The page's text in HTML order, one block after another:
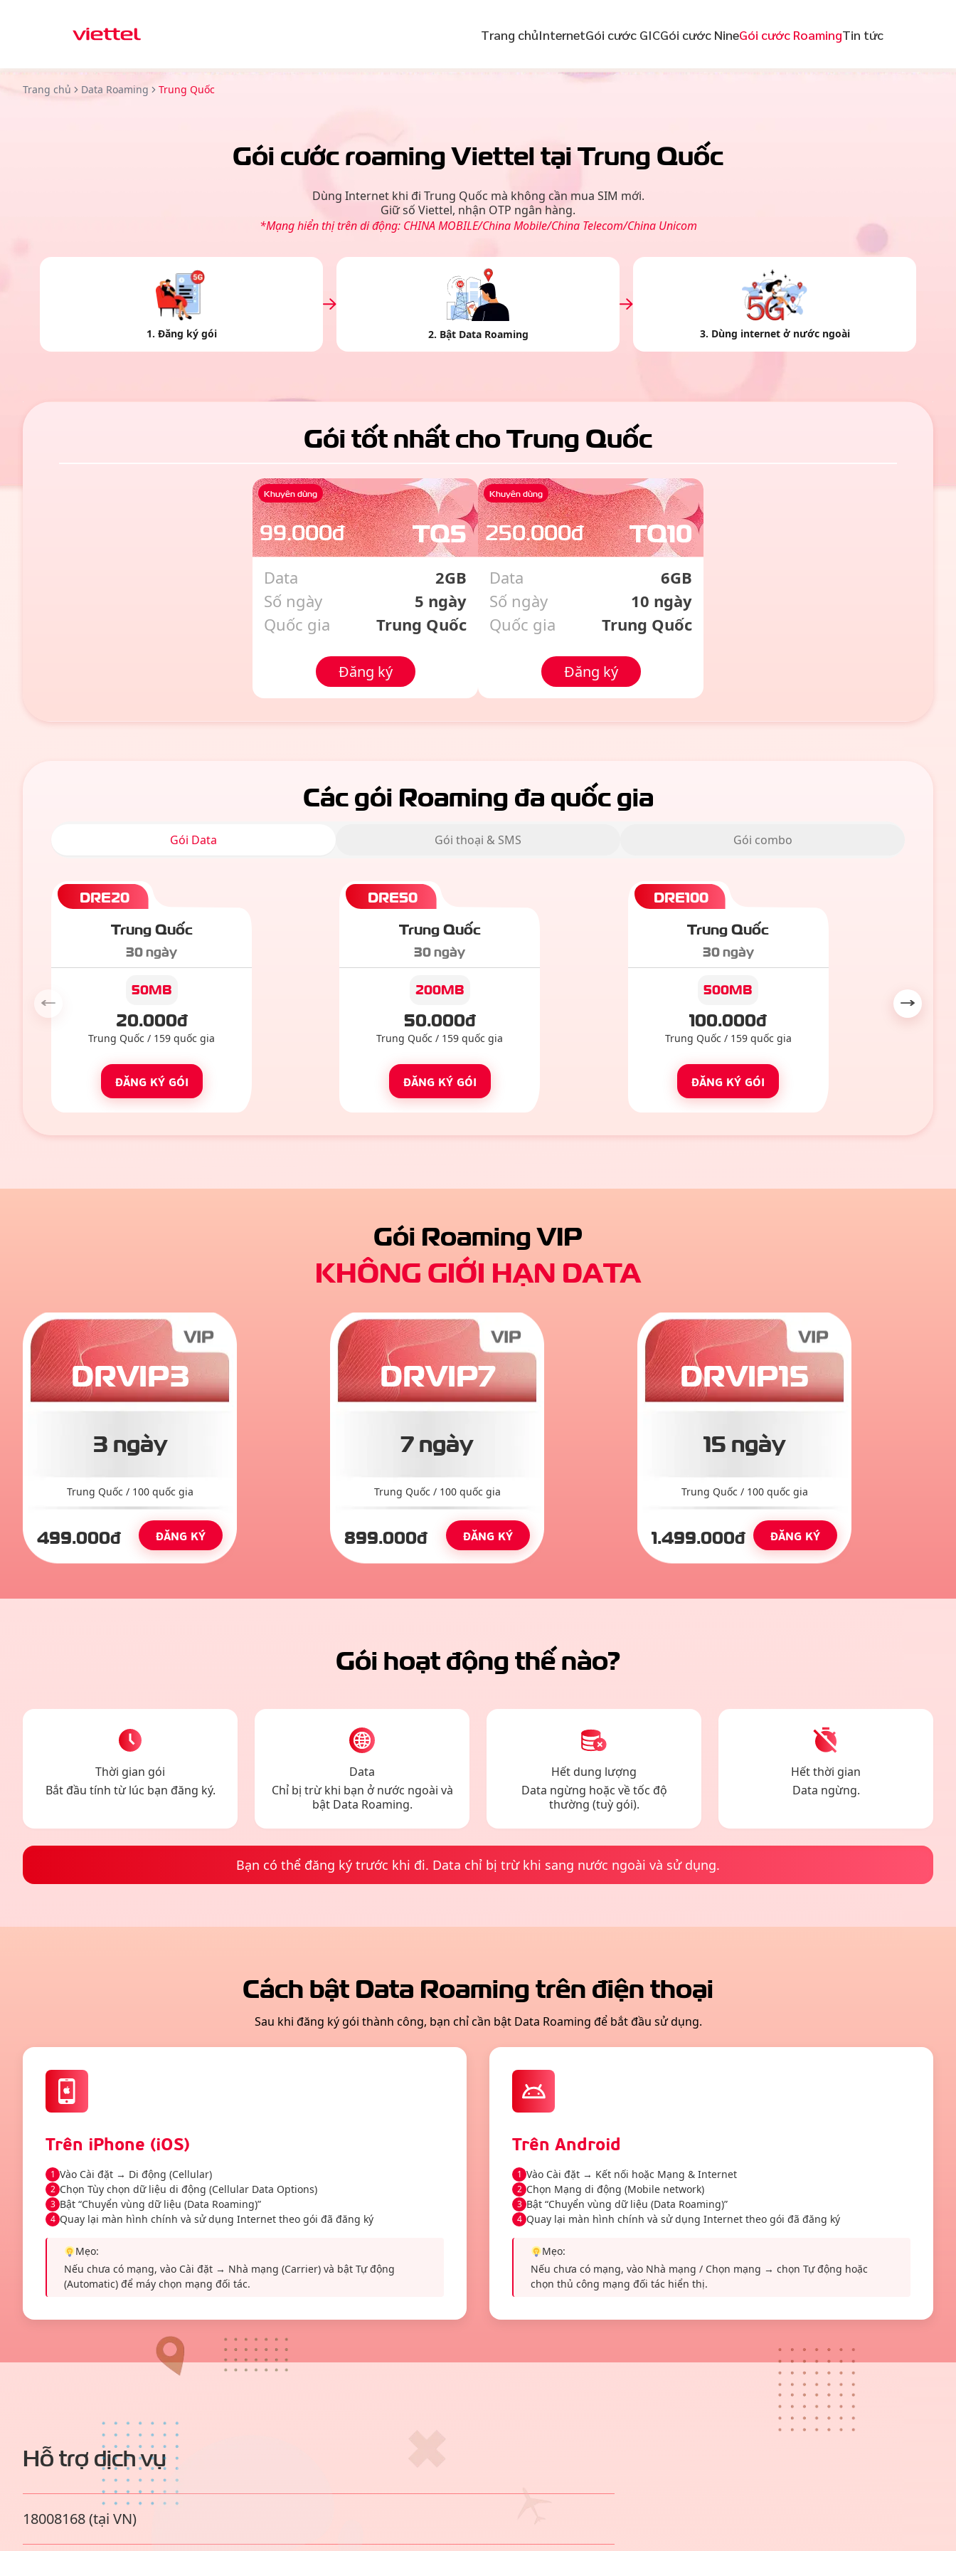
Trang chủInternetGói cước GICGói cước NineGói cước RoamingTin tức
Trang chủ Data Roaming Trung Quốc
Gói cước roaming Viettel tạiTrung Quốc
Dùng Internet khi đi Trung Quốc mà không cần mua SIM mới.
Giữ số Viettel, nhận OTP ngân hàng.
*Mạng hiển thị trên di động: CHINA MOBILE/China Mobile/China Telecom/China Unicom
1. Đăng ký gói 2. Bật Data Roaming 3. Dùng internet ở nước ngoài
Gói tốt nhất choTrung Quốc
Khuyên dùng
99.000đ TQ5
Data
2GB
Số ngày
5 ngày
Quốc gia
Trung Quốc
Đăng ký
Khuyên dùng
250.000đ TQ10
Data
6GB
Số ngày
10 ngày
Quốc gia
Trung Quốc
Đăng ký
Các gói Roaming đa quốc gia
Gói Data Gói thoại & SMS Gói combo
DRE20
Trung Quốc
30 ngày
50MB
20.000đ
Trung Quốc / 159 quốc gia
ĐĂNG KÝ GÓI
DRE50
Trung Quốc
30 ngày
200MB
50.000đ
Trung Quốc / 159 quốc gia
ĐĂNG KÝ GÓI
DRE100
Trung Quốc
30 ngày
500MB
100.000đ
Trung Quốc / 159quốc gia
ĐĂNG KÝ GÓI
Next slide
Gói Roaming VIP
KHÔNG GIỚI HẠN DATA
DRVIP3
3 ngày
Trung Quốc / 100quốc gia
499.000đ ĐĂNG KÝ
DRVIP7
7 ngày
Trung Quốc / 100quốc gia
899.000đ ĐĂNG KÝ
DRVIP15
15 ngày
Trung Quốc / 100quốc gia
1.499.000đ ĐĂNG KÝ
Gói hoạt động thế nào?
Thời gian gói
Bắt đầu tính từ lúc bạn đăng ký.
Data
Chỉ bị trừ khi bạn ở nước ngoài và
bật Data Roaming.
Hết dung lượng
Data ngừng hoặc về tốc độ
thường (tuỳ gói).
Hết thời gian
Data ngừng.
Bạn có thể đăng ký trước khi đi. Data chỉ bị trừ khi sang nước ngoài và sử dụng.
Cách bật Data Roaming trên điện thoại
Sau khi đăng ký gói thành công, bạn chỉ cần bật Data Roaming để bắt đầu sử dụng.
Trên iPhone (iOS)
1 Vào Cài đặt → Di động (Cellular)
2 Chọn Tùy chọn dữ liệu di động (Cellular Data Options)
3 Bật “Chuyển vùng dữ liệu (Data Roaming)”
4 Quay lại màn hình chính và sử dụng Internet theo gói đã đăng ký
Mẹo:
Nếu chưa có mạng, vào Cài đặt → Nhà mạng (Carrier) và bật Tự động
(Automatic) để máy chọn mạng đối tác.
Trên Android
1 Vào Cài đặt → Kết nối hoặc Mạng & Internet
2 Chọn Mạng di động (Mobile network)
3 Bật “Chuyển vùng dữ liệu (Data Roaming)”
4 Quay lại màn hình chính và sử dụng Internet theo gói đã đăng ký
Mẹo:
Nếu chưa có mạng, vào Nhà mạng / Chọn mạng → chọn Tự động hoặc
chọn thủ công mạng đối tác hiển thị.
Hỗ trợ dịch vụ
18008168 (tại VN)